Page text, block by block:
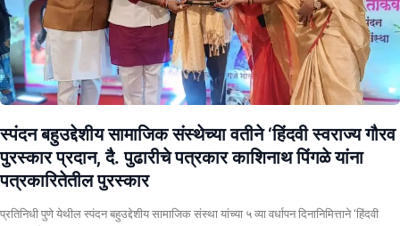
स्पंदन बहुउद्देशीय सामाजिक संस्थेच्या वतीने ‘हिंदवी स्वराज्य गौरव
पुरस्कार प्रदान, दै. पुढारीचे पत्रकार काशिनाथ पिंगळे यांना
पत्रकारितेतील पुरस्कार
प्रतिनिधी पुणे येथील स्पंदन बहुउद्देशीय सामाजिक संस्था यांच्या ५ व्या वर्धापन दिनानिमित्ताने ‘हिंदवी